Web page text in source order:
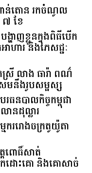
ពាន់តោន រកចំណូល
៧ ខែ
ហាញខ្លួនក្នុងពិធីបើក
ហារ និងភេសជ្ជៈ
លាង ធារ៉ា ពណ៌
នឹងរូបសម្ផស្ស
ន​បាលកិច្ច​កម្ពុជា​
ន​ដុល្លារ​
ករ​រោងចក្រ​តូយ៉ូតា
ពោធិ៍សាត់
ដោះគោ និងគោសាច់